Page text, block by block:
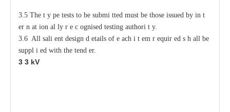
3.5 The t y pe tests to be submi tted must be those issued by in t
er n at ion al ly r e c ognised testing authori t y.
3.6 All sali ent design d etails of e ach i t em r equir ed s h all be
suppl i ed with the tend er.
3 3 kV